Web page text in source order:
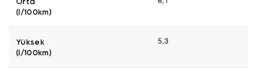
(l/100km)
Yüksek
(l/100km)
5,3